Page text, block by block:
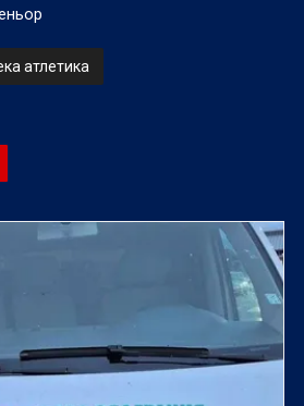
атлетика